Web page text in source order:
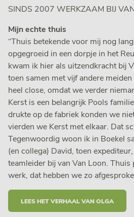
SINDS 2007 WERKZAAM BIJ
Mijn echte thuis
“Thuis betekende voor mij nog
opgegroeid in een dorpje in het
kwam ik hier als uitzendkracht bij
toen samen met vijf andere
heel close, omdat we verder
Kerst is een belangrijk Pools
drukte op de fabriek konden we
vierden we Kerst met elkaar. Dat
Tegenwoordig woon ik in Boekel
(en collega) David, toen
teamleider bij van Van Loon.
werk, dat hebben we zo
LEES HET VERHAAL VAN OLGA